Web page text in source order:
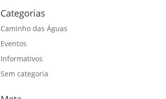
Categorias
Caminho das Águas
Eventos
Informativos
Sem categoria